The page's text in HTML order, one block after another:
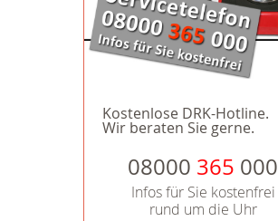
Kostenlose DRK-Hotline.
Wir beraten Sie gerne.
08000 365 000
Infos für Sie kostenfrei
rund um die Uhr